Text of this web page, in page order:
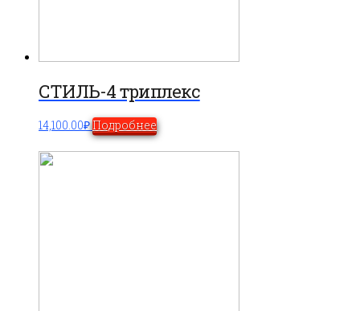
СТИЛЬ-4 триплекс
14,100.00₽ Подробнее